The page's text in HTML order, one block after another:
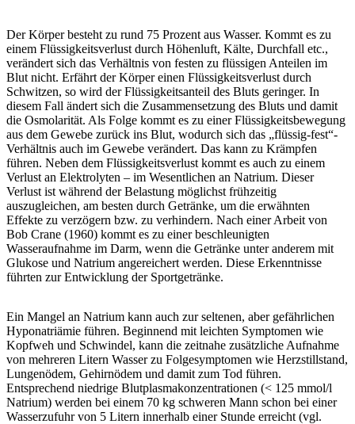
Der Körper besteht zu rund 75 Prozent aus Wasser. Kommt es zu
einem Flüssigkeitsverlust durch Höhenluft, Kälte, Durchfall etc.,
verändert sich das Verhältnis von festen zu flüssigen Anteilen im
Blut nicht. Erfährt der Körper einen Flüssigkeitsverlust durch
Schwitzen, so wird der Flüssigkeitsanteil des Bluts geringer. In
diesem Fall ändert sich die Zusammensetzung des Bluts und damit
die Osmolarität. Als Folge kommt es zu einer Flüssigkeitsbewegung
aus dem Gewebe zurück ins Blut, wodurch sich das „flüssig-fest“-
Verhältnis auch im Gewebe verändert. Das kann zu Krämpfen
führen. Neben dem Flüssigkeitsverlust kommt es auch zu einem
Verlust an Elektrolyten – im Wesentlichen an Natrium. Dieser
Verlust ist während der Belastung möglichst frühzeitig
auszugleichen, am besten durch Getränke, um die erwähnten
Effekte zu verzögern bzw. zu verhindern. Nach einer Arbeit von
Bob Crane (1960) kommt es zu einer beschleunigten
Wasseraufnahme im Darm, wenn die Getränke unter anderem mit
Glukose und Natrium angereichert werden. Diese Erkenntnisse
führten zur Entwicklung der Sportgetränke.
Ein Mangel an Natrium kann auch zur seltenen, aber gefährlichen
Hyponatriämie führen. Beginnend mit leichten Symptomen wie
Kopfweh und Schwindel, kann die zeitnahe zusätzliche Aufnahme
von mehreren Litern Wasser zu Folgesymptomen wie Herzstillstand,
Lungenödem, Gehirnödem und damit zum Tod führen.
Entsprechend niedrige Blutplasmakonzentrationen (< 125 mmol/l
Natrium) werden bei einem 70 kg schweren Mann schon bei einer
Wasserzufuhr von 5 Litern innerhalb einer Stunde erreicht (vgl.